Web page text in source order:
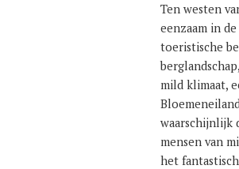
Ten westen
eenzaam in
toeristische
mild klimaat,
waarschijnlijk
mensen van
het